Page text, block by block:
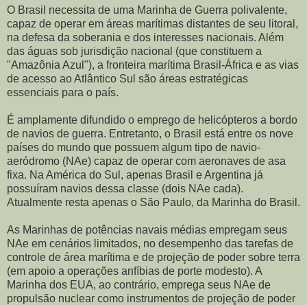
O Brasil necessita de uma Marinha de Guerra polivalente,
capaz de operar em áreas marítimas distantes de seu litoral,
na defesa da soberania e dos interesses nacionais. Além
das águas sob jurisdição nacional (que constituem a
"Amazônia Azul"), a fronteira marítima Brasil-África e as vias
de acesso ao Atlântico Sul são áreas estratégicas
essenciais para o país.
É amplamente difundido o emprego de helicópteros a bordo
de navios de guerra. Entretanto, o Brasil está entre os nove
países do mundo que possuem algum tipo de navio-
aeródromo (NAe) capaz de operar com aeronaves de asa
fixa. Na América do Sul, apenas Brasil e Argentina já
possuíram navios dessa classe (dois NAe cada).
Atualmente resta apenas o São Paulo, da Marinha do Brasil.
As Marinhas de potências navais médias empregam seus
NAe em cenários limitados, no desempenho das tarefas de
controle de área marítima e de projeção de poder sobre terra
(em apoio a operações anfíbias de porte modesto). A
Marinha dos EUA, ao contrário, emprega seus NAe de
propulsão nuclear como instrumentos de projeção de poder